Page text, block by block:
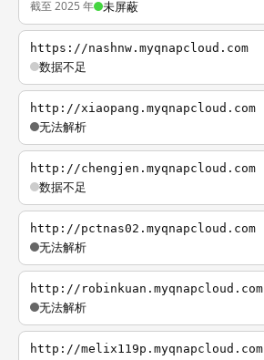
截至 2025 年 未屏蔽
https://nashnw.myqnapcloud.com
数据不足
http://xiaopang.myqnapcloud.com
无法解析
http://chengjen.myqnapcloud.com
数据不足
http://pctnas02.myqnapcloud.com
无法解析
http://robinkuan.myqnapcloud.com
无法解析
http://melix119p.myqnapcloud.com